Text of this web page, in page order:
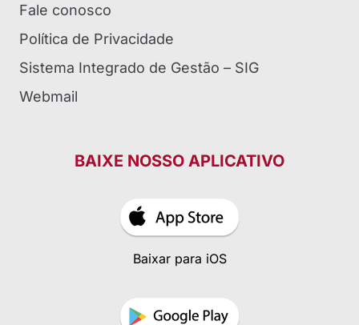
Fale conosco
Política de Privacidade
Sistema Integrado de Gestão – SIG
Webmail
BAIXE NOSSO APLICATIVO
Baixar para iOS